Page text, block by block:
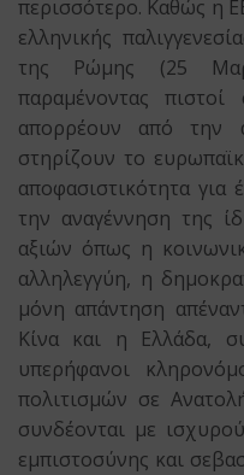
περισσότερο. Καθώς η
ελληνικής
της Ρώμης (25
παραμένοντας
απορρέουν από την
στηρίζουν το
αποφασιστικότητα
την αναγέννηση της
αξιών όπως η
αλληλεγγύη, η
μόνη απάντηση
Κίνα και η Ελλάδα,
υπερήφανοι
πολιτισμών σε
συνδέονται με
εμπιστοσύνης και